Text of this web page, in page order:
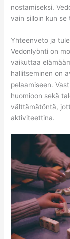
nostamiseksi.
vain silloin kun
Yhteenveto ja
Vedonlyönti on
vaikuttaa
hallitseminen on
pelaamiseen.
huomioon sekä
välttämätöntä,
aktiviteettina.